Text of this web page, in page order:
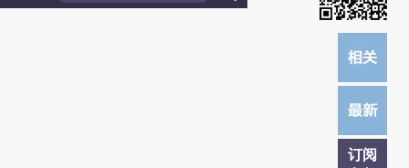
订阅